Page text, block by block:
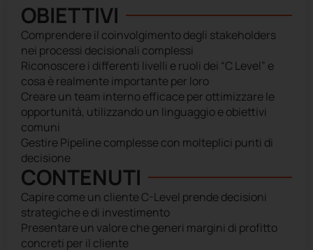
OBIETTIVI
Comprendere il coinvolgimento degli stakeholders
nei processi decisionali complessi
Riconoscere i differenti livelli e ruoli dei “C Level” e
cosa è realmente importante per loro
Creare un team interno efficace per ottimizzare le
opportunità, utilizzando un linguaggio e obiettivi
comuni
Gestire Pipeline complesse con molteplici punti di
decisione
CONTENUTI
Capire come un cliente C-Level prende decisioni
strategiche e di investimento
Presentare un valore che generi margini di profitto
concreti per il cliente